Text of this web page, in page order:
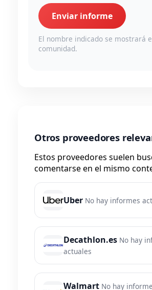
Enviar informe
El nombre indicado se mostrará
comunidad.
Otros proveedores
Estos proveedores suelen
comentarse en el mismo
Uber No hay informes
Decathlon.es No hay
actuales
Walmart No hay